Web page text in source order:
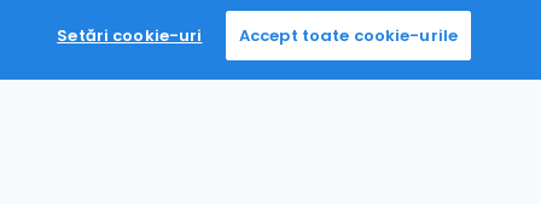
Setări cookie-uri Accept toate cookie-urile